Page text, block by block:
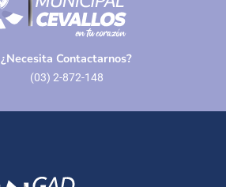
¿Necesita Contactarnos?
(03) 2-872-148